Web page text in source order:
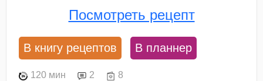
Посмотреть рецепт
В книгу рецептов В планнер
120 мин 2 8